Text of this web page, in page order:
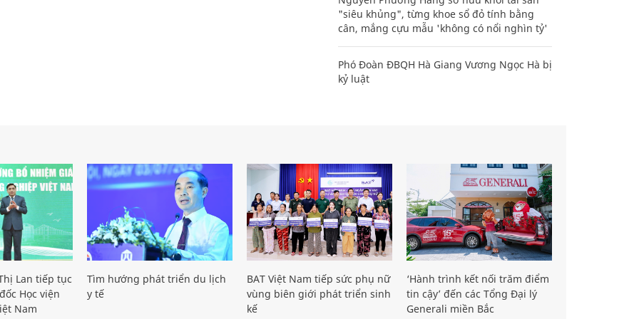
"siêu khủng", từng khoe sổ đỏ tính bằng
cân, mắng cựu mẫu 'không có nổi nghìn tỷ'
Phó Đoàn ĐBQH Hà Giang Vương Ngọc Hà bị
kỷ luật
Lan tiếp tục
Học viện
Nam
Tìm hướng phát triển du lịch
y tế
BAT Việt Nam tiếp sức phụ nữ
vùng biên giới phát triển sinh
kế
‘Hành trình kết nối trăm điểm
tin cậy’ đến các Tổng Đại lý
Generali miền Bắc